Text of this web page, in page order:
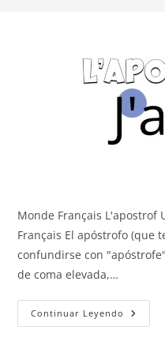
Monde Français L'apostrof
Français El apóstrofo (que
confundirse con
de coma elevada,…
Continuar Leyendo El